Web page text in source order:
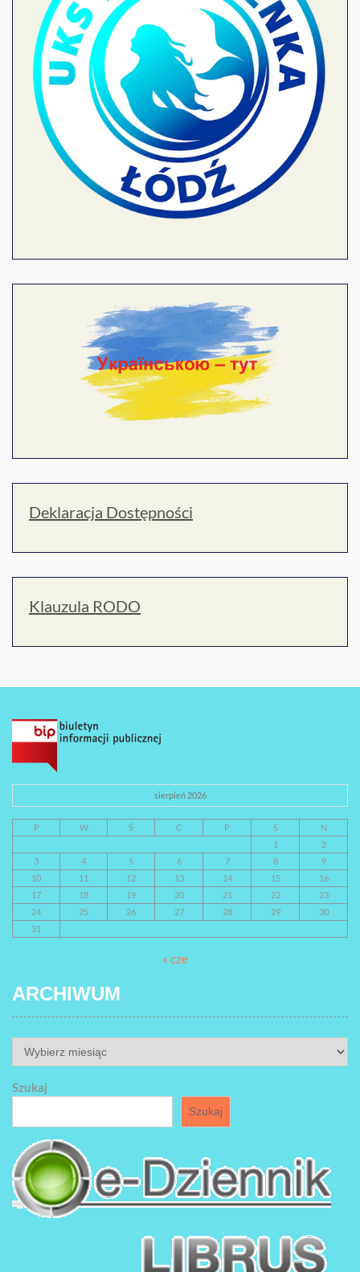
Deklaracja Dostępności
Klauzula RODO
sierpień 2026
P W Ś C P S
N
1
2
3
4 5 6 7 8
9
10
11 12 13 14 15
16
17
18 19 20 21 22
23
24
25 26 27 28 29
30
31
« cze
ARCHIWUM
ARCHIWUM
Szukaj
Szukaj